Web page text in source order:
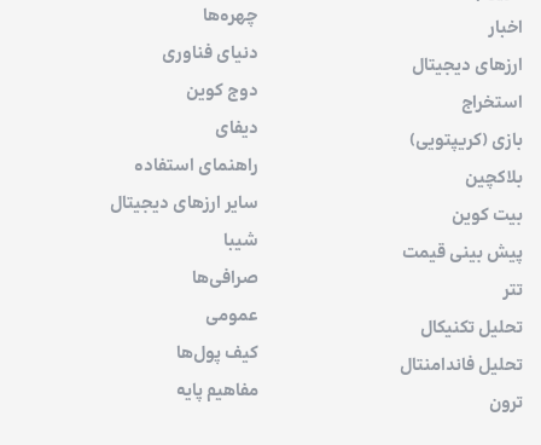
اخبار
ارزهای دیجیتال
استخراج
بازی (کریپتویی)
بلاکچین
بیت کوین
پیش بینی قیمت
تتر
تحلیل تکنیکال
تحلیل فاندامنتال
ترون
چهره‌ها
دنیای فناوری
دوج کوین
دیفای
راهنمای استفاده
سایر ارزهای دیجیتال
شیبا
صرافی‌ها
عمومی
کیف پول‌ها
مفاهیم پایه